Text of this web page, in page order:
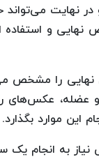
نهایت
و استفاده
را مشخص
و عضله، عکس‌های
این موارد بگذارد.
نیاز به انجام